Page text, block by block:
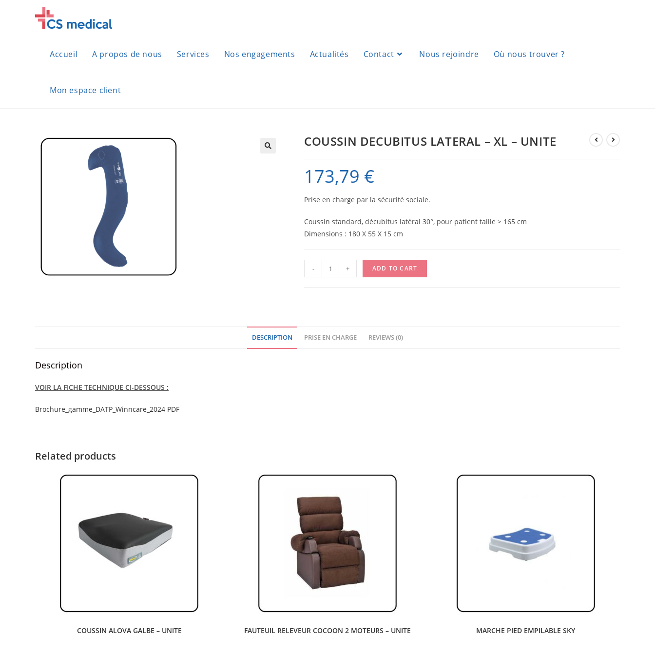
Accueil A propos de nous Services Nos engagements Actualités Contact Nous rejoindre Où nous trouver ?
Mon espace client
COUSSIN DECUBITUS LATERAL – XL – UNITE
173,79 €
Prise en charge par la sécurité sociale.
Coussin standard, décubitus latéral 30°, pour patient taille > 165 cm
Dimensions : 180 X 55 X 15 cm
COUSSIN
DECUBITUS
UNITE
- + ADD TO CART
DESCRIPTION PRISE EN CHARGE REVIEWS (0)
Description
VOIR LA FICHE TECHNIQUE CI-DESSOUS :
Brochure_gamme_DATP_Winncare_2024 PDF
Related products
COUSSIN ALOVA GALBE – UNITE FAUTEUIL RELEVEUR COCOON 2 MOTEURS – UNITE MARCHE PIED EMPILABLE SKY